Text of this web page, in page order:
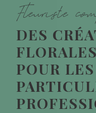
Fleuriste
DES
POUR LES